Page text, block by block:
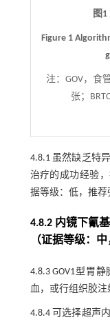
图
Figure 1
注：GOV，食
张；
4.8.1 虽然缺乏特
治疗的成功经验
据等级：低，推荐
4.8.2 内镜下氰
（证据等级：
4.8.3 GOV1型胃
血，或行组织胶注
4.8.4 可选择超声